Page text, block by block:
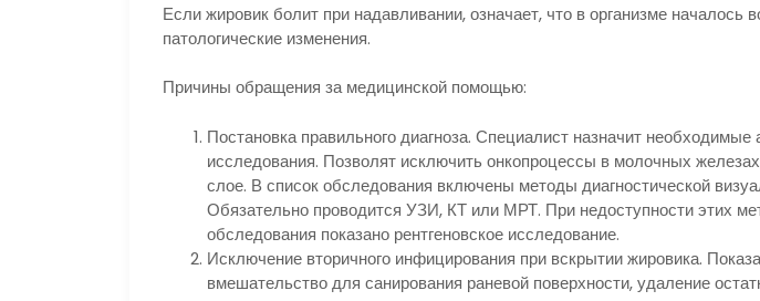
Если жировик болит при надавливании, означает, что в организме началось
патологические изменения.
Причины обращения за медицинской помощью:
Постановка правильного диагноза. Специалист назначит необходимые
исследования. Позволят исключить онкопроцессы в молочных
слое. В список обследования включены методы диагностической
Обязательно проводится УЗИ, КТ или МРТ. При недоступности этих
обследования показано рентгеновское исследование.
Исключение вторичного инфицирования при вскрытии жировика.
вмешательство для санирования раневой поверхности, удаление